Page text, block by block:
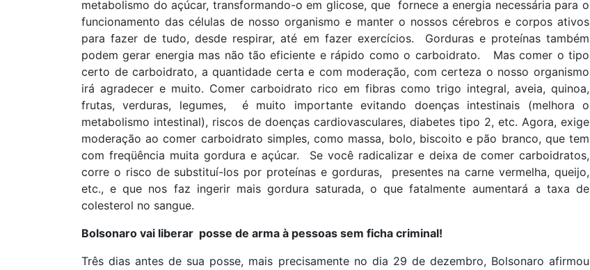
metabolismo do açúcar, transformando-o em glicose, que fornece a energia necessária para o
funcionamento das células de nosso organismo e manter o nossos cérebros e corpos ativos
para fazer de tudo, desde respirar, até em fazer exercícios. Gorduras e proteínas também
podem gerar energia mas não tão eficiente e rápido como o carboidrato. Mas comer o tipo
certo de carboidrato, a quantidade certa e com moderação, com certeza o nosso organismo
irá agradecer e muito. Comer carboidrato rico em fibras como trigo integral, aveia, quinoa,
frutas, verduras, legumes, é muito importante evitando doenças intestinais (melhora o
metabolismo intestinal), riscos de doenças cardiovasculares, diabetes tipo 2, etc. Agora, exige
moderação ao comer carboidrato simples, como massa, bolo, biscoito e pão branco, que tem
com freqüência muita gordura e açúcar. Se você radicalizar e deixa de comer carboidratos,
corre o risco de substituí-los por proteínas e gorduras, presentes na carne vermelha, queijo,
etc., e que nos faz ingerir mais gordura saturada, o que fatalmente aumentará a taxa de
colesterol no sangue.
Bolsonaro vai liberar posse de arma à pessoas sem ficha criminal!
Três dias antes de sua posse, mais precisamente no dia 29 de dezembro, Bolsonaro afirmou